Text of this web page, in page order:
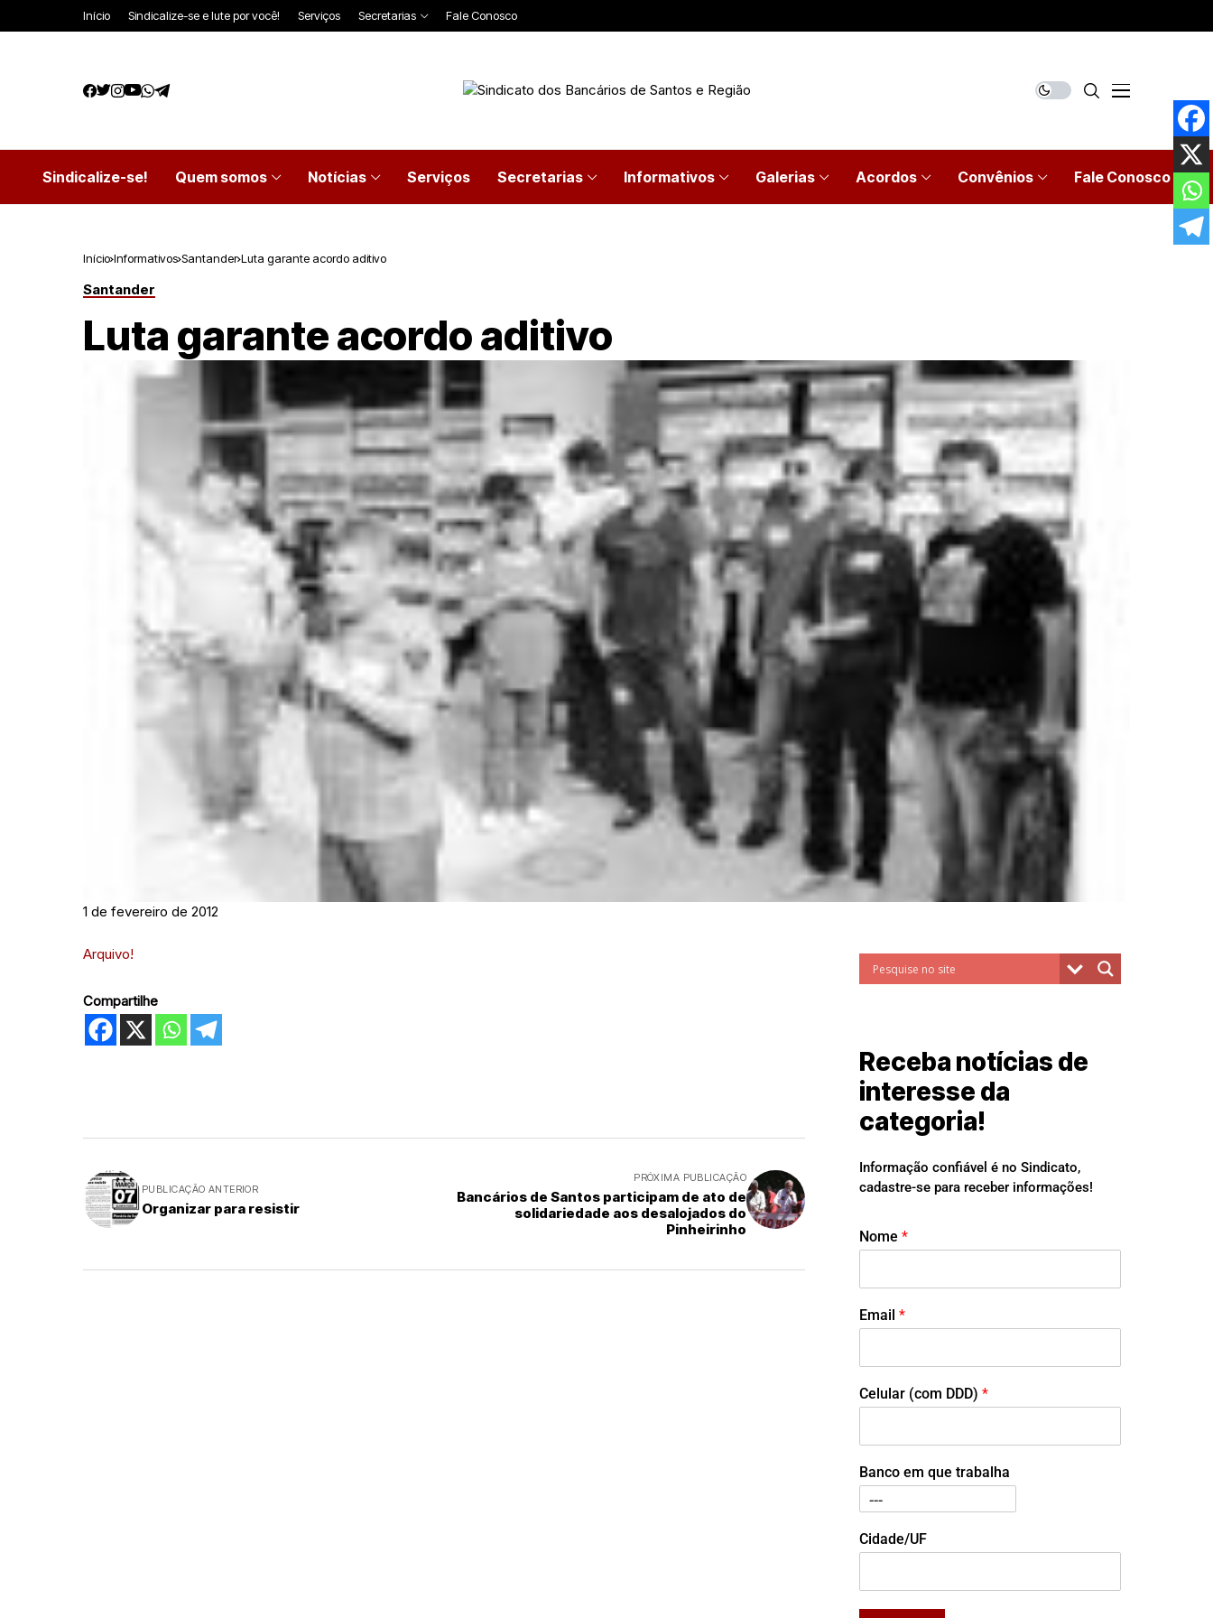
Início Sindicalize-se e lute por você! Serviços Secretarias Fale Conosco
Sindicalize-se! Quem somos Notícias Serviços Secretarias Informativos Galerias Acordos Convênios Fale Conosco
Início Informativos Santander Luta garante acordo aditivo
Santander
Luta garante acordo aditivo
1 de fevereiro de 2012
Arquivo!
Compartilhe
PUBLICAÇÃO ANTERIOR
Organizar para resistir
PRÓXIMA PUBLICAÇÃO
Bancários de Santos participam de ato de
solidariedade aos desalojados do
Pinheirinho
Receba notícias de
interesse da
categoria!
Informação confiável é no Sindicato,
cadastre-se para receber informações!
Nome *
Email *
Celular (com DDD) *
Banco em que trabalha
Cidade/UF